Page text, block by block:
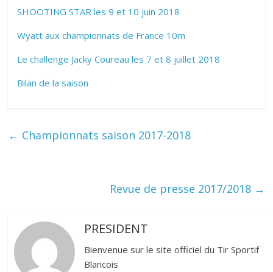
SHOOTING STAR les 9 et 10 juin 2018
Wyatt aux championnats de France 10m
Le challenge Jacky Coureau les 7 et 8 juillet 2018
Bilan de la saison
← Championnats saison 2017-2018
Revue de presse 2017/2018 →
PRESIDENT
Bienvenue sur le site officiel du Tir Sportif
Blancois